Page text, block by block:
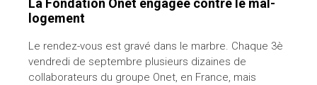
La Fondation Onet engagée contre le mal-
logement
Le rendez-vous est gravé dans le marbre. Chaque 3è
vendredi de septembre plusieurs dizaines de
collaborateurs du groupe Onet, en France, mais